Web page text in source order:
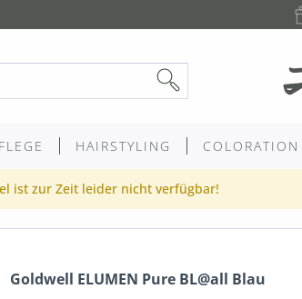
HAIRSTYLING COLORATION
ist zur Zeit leider nicht verfügbar!
Goldwell ELUMEN Pure BL@all Blau